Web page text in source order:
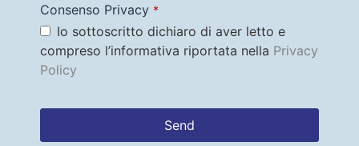
Consenso Privacy *
Io sottoscritto dichiaro di aver letto e
compreso l’informativa riportata nella Privacy
Policy
Send